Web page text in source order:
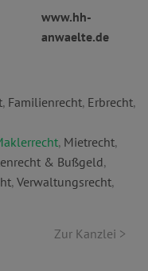
www.hh-
anwaelte.de
, Familienrecht, Erbrecht,
, Mietrecht,
& Bußgeld,
, Verwaltungsrecht,
Zur Kanzlei >